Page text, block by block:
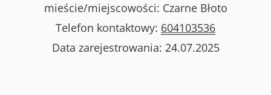
mieście/miejscowości: Czarne Błoto
Telefon kontaktowy: 604103536
Data zarejestrowania: 24.07.2025